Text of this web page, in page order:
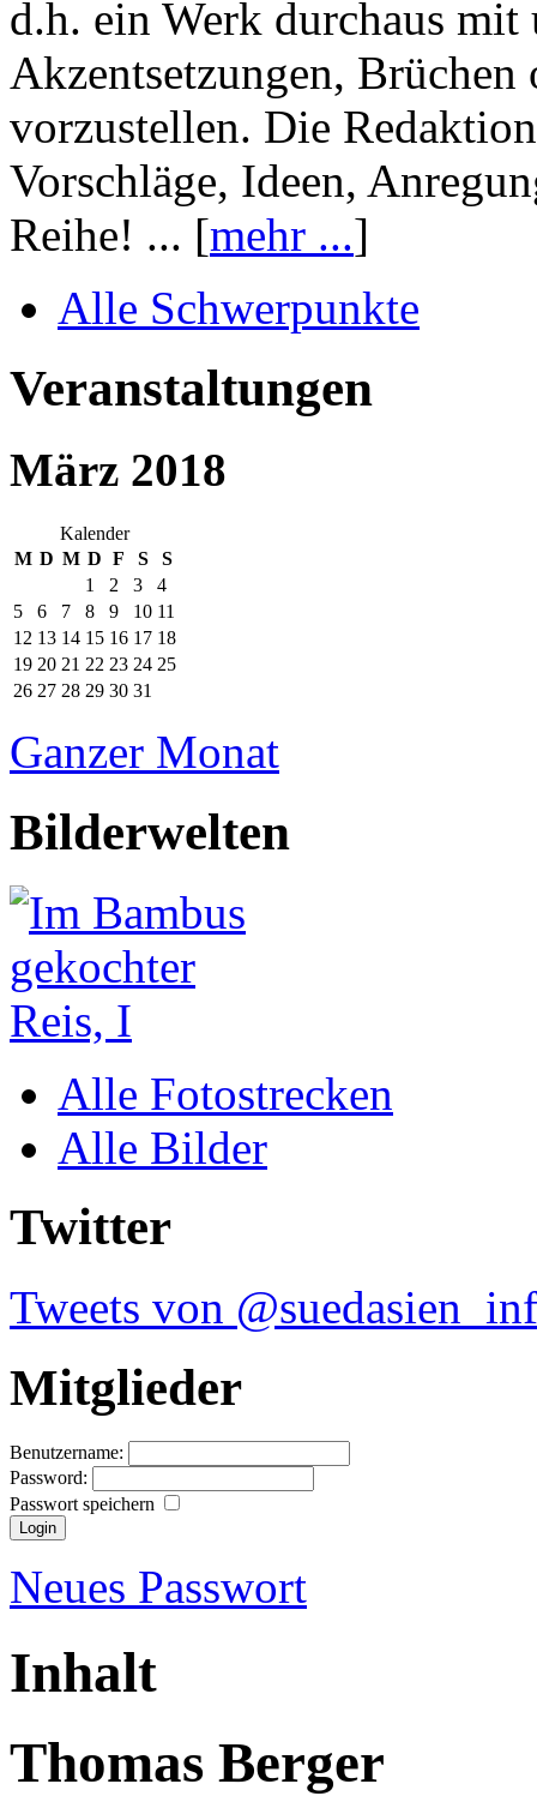
d.h. ein Werk durchaus mit
Akzentsetzungen, Brüchen
vorzustellen. Die
Vorschläge, Ideen,
Reihe! ... [mehr ...]
Alle Schwerpunkte
Veranstaltungen
März 2018
Kalender
M D M D F S
S
1
2 3
4
5
6 7 8 9 10 11
12 13 14 15 16 17 18
19 20 21 22 23 24 25
26 27 28 29 30 31
Ganzer Monat
Bilderwelten
Alle Fotostrecken
Alle Bilder
Twitter
Tweets von
Mitglieder
Benutzername:
Password:
Passwort speichern
Neues Passwort
Inhalt
Thomas Berger